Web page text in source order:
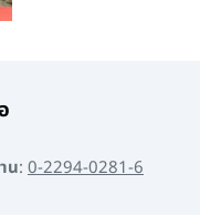
น: 0-2294-0281-6